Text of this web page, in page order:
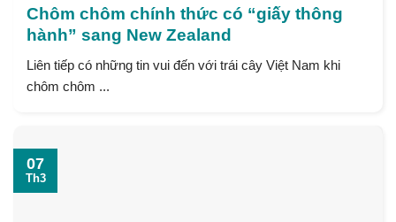
Chôm chôm chính thức có “giấy thông
hành” sang New Zealand
Liên tiếp có những tin vui đến với trái cây Việt Nam khi
chôm chôm ...
07
Th3